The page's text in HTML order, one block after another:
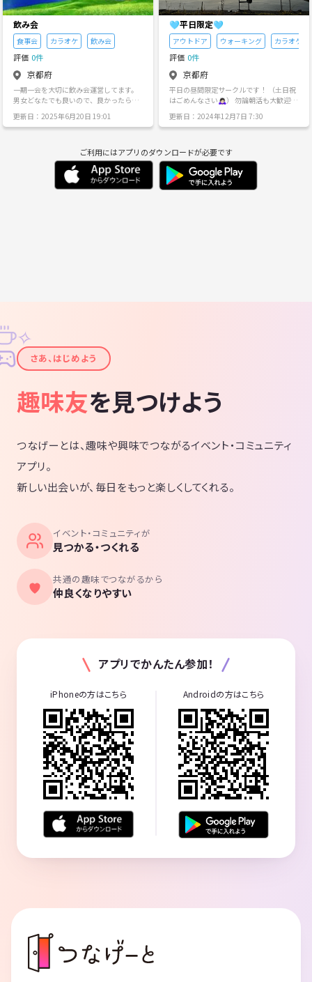
希望の方は、管理人会長おかもっちゃん
（ひろしくん)まで連絡をしてね。 それじ
ゃまたね。 ではでは。
わい楽しく盛り上がろう。 ※入会金、年
月会費なし、参加実費のみだょ。 ※興味
ある方は、参加してね。 ※社会人とし
て、一般的常識マナーを守って、楽しく
参加しましょう。 ※管理人の承認制なの
で、興味ある方は、管理人会長おかもっ
ちゃん（ひろしくん)まで連絡をしてね。
ではでは。
飲み会
食事会 カラオケ 飲み会
評価 0件
京都府
一期一会を大切に飲み会運営してます。
男女どなたでも良いので、良かったら、
更新日：2025年6月20日 19:01
🩵平日限定🩵
アウトドア ウォーキング カラオケ
評価 0件
京都府
平日の昼間限定サークルです！ （土日祝
はごめんなさい🙇🏻‍♀️） 勿論朝活も大歓迎で
軽くスポーツ系、アウトドアでの食事
系、昼間から飲み会などなど何でもオッ
したい派の朝型人間です。 新しい遊びの
世界に飛び込みたい気持ちで一杯です😆
土日祝は仕事の方、シフト制で不定休の
方、是非みんなで楽しい事探していきま
更新日：2024年12月7日 7:30
ご利用にはアプリのダウンロードが必要です
✦
✧
さあ、はじめよう
趣味友を見つけよう
つなげーとは、趣味や興味でつながるイベント・コミュニティ
アプリ。
新しい出会いが、毎日をもっと楽しくしてくれる。
イベント・コミュニティが
見つかる・つくれる
共通の趣味でつながるから
仲良くなりやすい
アプリでかんたん参加！
iPhoneの方はこちら Androidの方はこちら